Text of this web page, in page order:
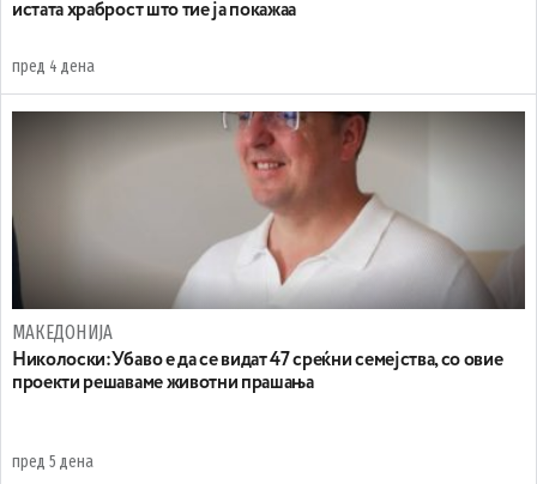
истата храброст што тие ја покажаа
пред 4 дена
МАКЕДОНИЈА
Николоски:Убаво е да се видат 47 среќни семејства, со овие
проекти решаваме животни прашања
пред 5 дена